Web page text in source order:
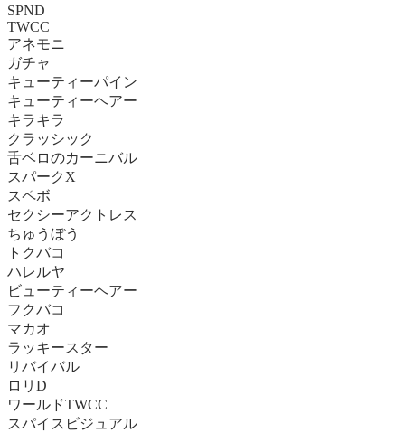
SPND
TWCC
アネモニ
ガチャ
キューティーパイン
キューティーヘアー
キラキラ
クラッシック
舌ベロのカーニバル
スパークX
スペボ
セクシーアクトレス
ちゅうぼう
トクバコ
ハレルヤ
ビューティーヘアー
フクバコ
マカオ
ラッキースター
リバイバル
ロリD
ワールドTWCC
スパイスビジュアル